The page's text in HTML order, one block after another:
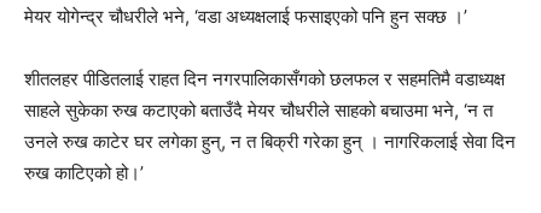
मेयर योगेन्द्र चौधरीले भने, ‘वडा अध्यक्षलाई फसाइएको पनि हुन सक्छ ।’
शीतलहर पीडितलाई राहत दिन नगरपालिकासँगको छलफल र सहमतिमै वडाध्यक्ष
साहले सुकेका रुख कटाएको बताउँदै मेयर चौधरीले साहको बचाउमा भने, ‘न त
उनले रुख काटेर घर लगेका हुन्, न त बिक्री गरेका हुन् । नागरिकलाई सेवा दिन
रुख काटिएको हो।’